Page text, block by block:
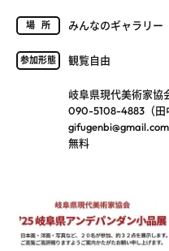
場所 みんなのギャラリー
参加形態 観覧自由
岐阜県現代美術家協
090-5108-4883（田
gifugenbi@gmail.com
無料